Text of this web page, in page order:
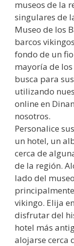
museos de la
singulares de
Museo de los
barcos
fondo de un
mayoría de
busca para
utilizando
online en
nosotros.
Personalice
un hotel, un
cerca de
de la región.
lado del
vikingo. Elija
disfrutar del
hotel más
alojarse cerca